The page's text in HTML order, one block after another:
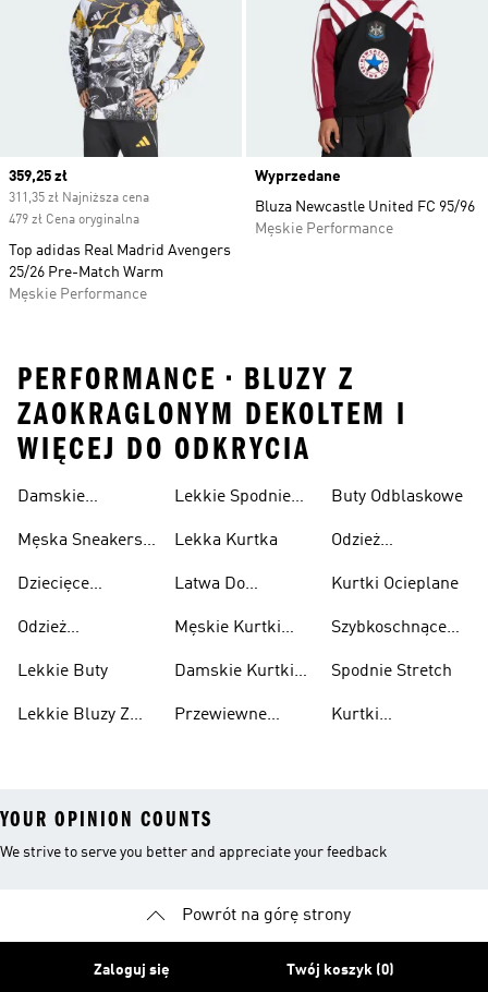
Current price
359,25 zł
311,35 zł Najniższa cena
479 zł Cena oryginalna
Top adidas Real Madrid Avengers
25/26 Pre-Match Warm
Męskie Performance
Wyprzedane
Bluza Newcastle United FC 95/96
Męskie Performance
PERFORMANCE • BLUZY Z
ZAOKRAGLONYM DEKOLTEM I
WIĘCEJ DO ODKRYCIA
Damskie
Przewiewne
Męska Sneakersy
Dziecięce
Przewiewne
Odzież
Lekkie Buty
Lekkie Bluzy Z
Lekkie Spodnie
Lekka Kurtka
Latwa Do
Kurtki
Męskie Kurtki
Damskie Kurtki
Przewiewne
Buty Odblaskowe
Odzież
Kurtki Ocieplane
Szybkoschnące
Spodnie Stretch
Kurtki
YOUR OPINION COUNTS
We strive to serve you better and appreciate your feedback
Powrót na górę strony
Zaloguj się Twój koszyk (0)